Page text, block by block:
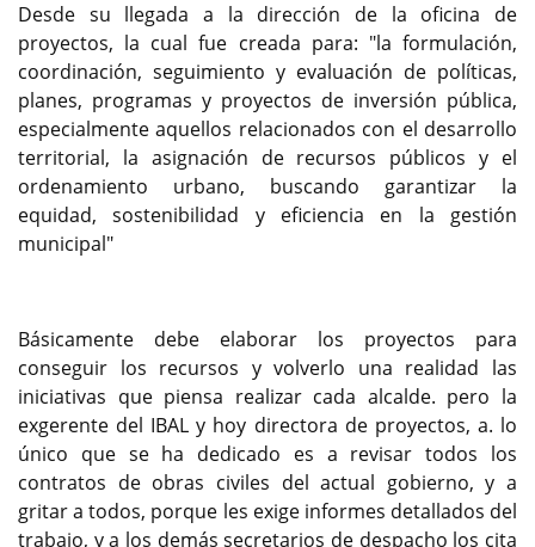
Desde su llegada a la dirección de la oficina de
proyectos, la cual fue creada para: "la formulación,
coordinación, seguimiento y evaluación de políticas,
planes, programas y proyectos de inversión pública,
especialmente aquellos relacionados con el desarrollo
territorial, la asignación de recursos públicos y el
ordenamiento urbano, buscando garantizar la
equidad, sostenibilidad y eficiencia en la gestión
municipal"
Básicamente debe elaborar los proyectos para
conseguir los recursos y volverlo una realidad las
iniciativas que piensa realizar cada alcalde. pero la
exgerente del IBAL y hoy directora de proyectos, a. lo
único que se ha dedicado es a revisar todos los
contratos de obras civiles del actual gobierno, y a
gritar a todos, porque les exige informes detallados del
trabajo, y a los demás secretarios de despacho los cita